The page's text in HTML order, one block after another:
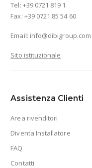
Tel: +39 0721 819 1
Fax: +39 0721 85 54 60
Email: info@dibigroup.com
Sito istituzionale
Assistenza Clienti
Area rivenditori
Diventa Installatore
FAQ
Contatti